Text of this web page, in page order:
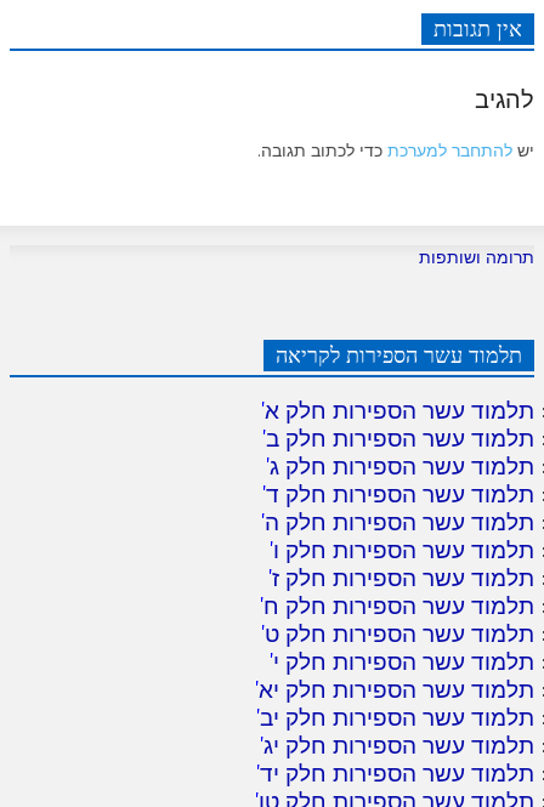
דף היומי בזוהר הקדוש
אין תגובות
להגיב
יש להתחבר למערכת כדי לכתוב תגובה.
תרומה ושותפות
תלמוד עשר הספירות לקריאה
תלמוד עשר הספירות חלק א'
תלמוד עשר הספירות חלק ב'
תלמוד עשר הספירות חלק ג'
תלמוד עשר הספירות חלק ד'
תלמוד עשר הספירות חלק ה'
תלמוד עשר הספירות חלק ו'
תלמוד עשר הספירות חלק ז'
תלמוד עשר הספירות חלק ח'
תלמוד עשר הספירות חלק ט'
תלמוד עשר הספירות חלק י'
תלמוד עשר הספירות חלק יא'
תלמוד עשר הספירות חלק יב'
תלמוד עשר הספירות חלק יג'
תלמוד עשר הספירות חלק יד'
תלמוד עשר הספירות חלק טו'